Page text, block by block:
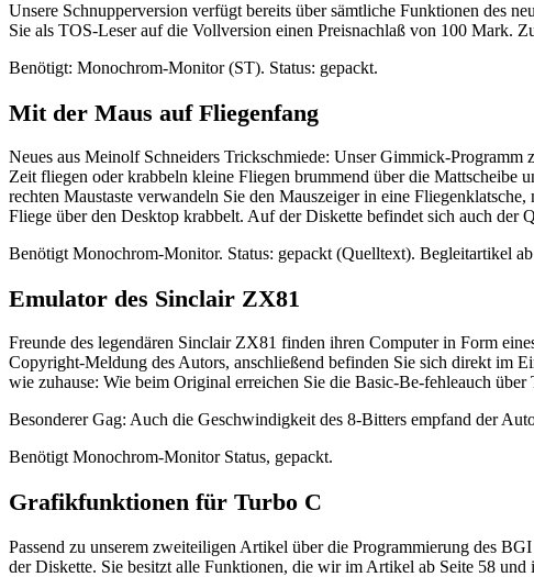
Unsere Schnupperversion verfügt bereits über sämtliche Funktionen des
Sie als TOS-Leser auf die Vollversion einen Preisnachlaß von 100 Mark.
Benötigt: Monochrom-Monitor (ST). Status: gepackt.
Mit der Maus auf Fliegenfang
Neues aus Meinolf Schneiders Trickschmiede: Unser Gimmick-
Zeit fliegen oder krabbeln kleine Fliegen brummend über die Mattscheibe
rechten Maustaste verwandeln Sie den Mauszeiger in eine
Fliege über den Desktop krabbelt. Auf der Diskette befindet sich auch der
Benötigt Monochrom-Monitor. Status: gepackt (Quelltext). Begleitartikel ab
Emulator des Sinclair ZX81
Freunde des legendären Sinclair ZX81 finden ihren Computer in Form
Copyright-Meldung des Autors, anschließend befinden Sie sich direkt im
wie zuhause: Wie beim Original erreichen Sie die Basic-Be-fehleauch
Besonderer Gag: Auch die Geschwindigkeit des 8-Bitters empfand der
Benötigt Monochrom-Monitor Status, gepackt.
Grafikfunktionen für Turbo C
Passend zu unserem zweiteiligen Artikel über die Programmierung des
der Diskette. Sie besitzt alle Funktionen, die wir im Artikel ab Seite 58 und